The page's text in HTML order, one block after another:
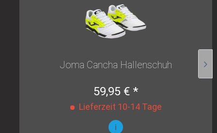
Joma Cancha Hallenschuh
59,95 € *
Lieferzeit 10-14 Tage
i